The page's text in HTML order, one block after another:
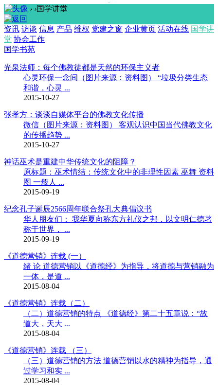
› ›国学讲堂
资讯 访谈 信息 产品 维权 党建之窗 企业黄页 活动在线 国学讲
堂 协会工作
国学书苑
光泉法师：每个佛教徒都是天然的环保主义者
心灵环保一念间（图片来源：资料图） “垃圾分类生态
和谐，心灵 ...
2015-10-27
张孝方：谈谈自媒体平台的佛教文化传播
微信（图片来源：资料图） 客观认识中国当代佛教文化
的传播趋势 ...
2015-10-27
神话巫术是重建中华传统文化的阻障？
原标题：巫术情结：传统文化中的非理性因素 巫舞 资料
图 一般人 ...
2015-09-19
纪念孔子诞辰2566周年联合祭孔大典倡议书
华人朋友们： 我华夏向称东方礼仪之邦，以文明仁德著
称于世界， ...
2015-09-19
《道德营销》连载 (一）
绪 论 道德营销以《道德经》为指导，将道德与营销融为
一体，是道 ...
2015-08-04
《道德营销》连载（二）
（二）道德营销的特点 《道德经》第二十五章说：“故
道大，天大 ...
2015-08-04
《道德营销》连载 （三）
（三）道德营销的方法 道德营销以水的精神为指导，通
过学习和实 ...
2015-08-04